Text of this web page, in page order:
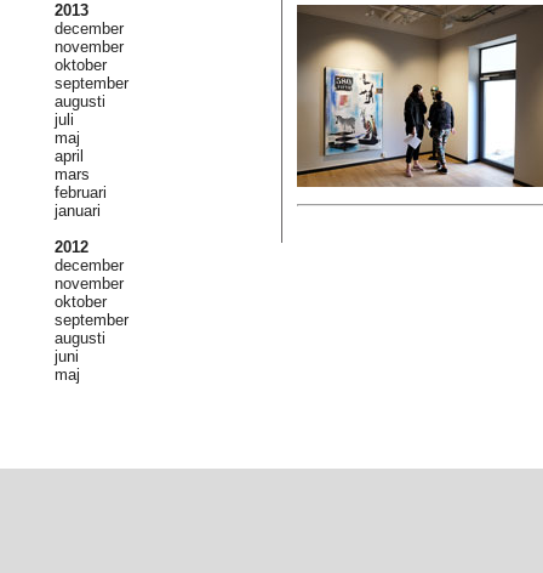
2013
december
november
oktober
september
augusti
juli
maj
april
mars
februari
januari
2012
december
november
oktober
september
augusti
juni
maj